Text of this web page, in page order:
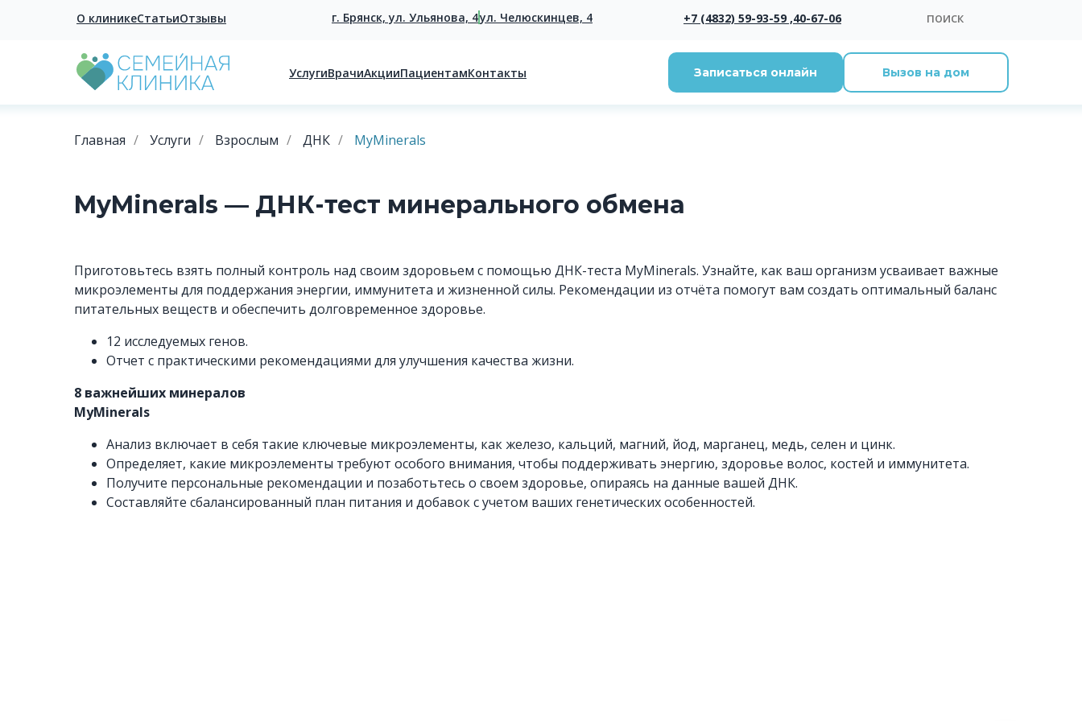
О клиникеСтатьиОтзывы
УслугиВрачиАкцииПациентамКонтакты Записаться онлайн Вызов на дом
г. Брянск, ул. Ульянова, 4ул. Челюскинцев, 4 +7 (4832) 59-93-59 ,40-67-06 поиск
Главная / Услуги / Взрослым / ДНК / MyMinerals
MyMinerals — ДНК-тест минерального обмена
Приготовьтесь взять полный контроль над своим здоровьем с помощью ДНК-теста MyMinerals. Узнайте, как ваш организм усваивает важные
микроэлементы для поддержания энергии, иммунитета и жизненной силы. Рекомендации из отчёта помогут вам создать оптимальный баланс
питательных веществ и обеспечить долговременное здоровье.
12 исследуемых генов.
Отчет с практическими рекомендациями для улучшения качества жизни.
8 важнейших минералов
MyMinerals
Анализ включает в себя такие ключевые микроэлементы, как железо, кальций, магний, йод, марганец, медь, селен и цинк.
Определяет, какие микроэлементы требуют особого внимания, чтобы поддерживать энергию, здоровье волос, костей и иммунитета.
Получите персональные рекомендации и позаботьтесь о своем здоровье, опираясь на данные вашей ДНК.
Составляйте сбалансированный план питания и добавок с учетом ваших генетических особенностей.